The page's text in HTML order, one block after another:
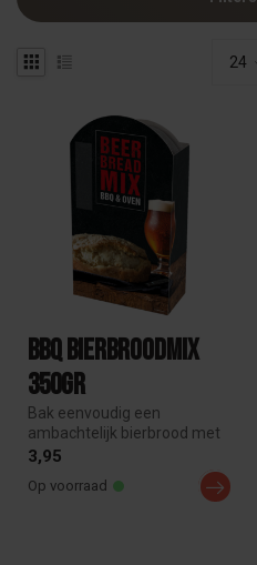
BBQ Bierbroodmix
350gr
Bak eenvoudig een
ambachtelijk bierbrood met
de BBQ Bierbroodmix. Voeg
3,95
Op voorraad